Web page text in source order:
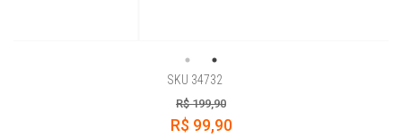
SKU 34732
R$ 199,90
R$ 99,90